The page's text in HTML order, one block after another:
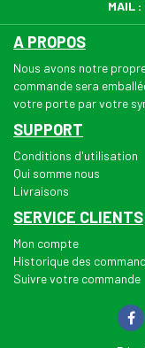
MAIL :
A PROPOS
Nous avons notre
commande sera
votre porte par votre
SUPPORT
Conditions d'utilisation
Qui somme nous
Livraisons
SERVICE CLIENTS
Mon compte
Historique des
Suivre votre commande